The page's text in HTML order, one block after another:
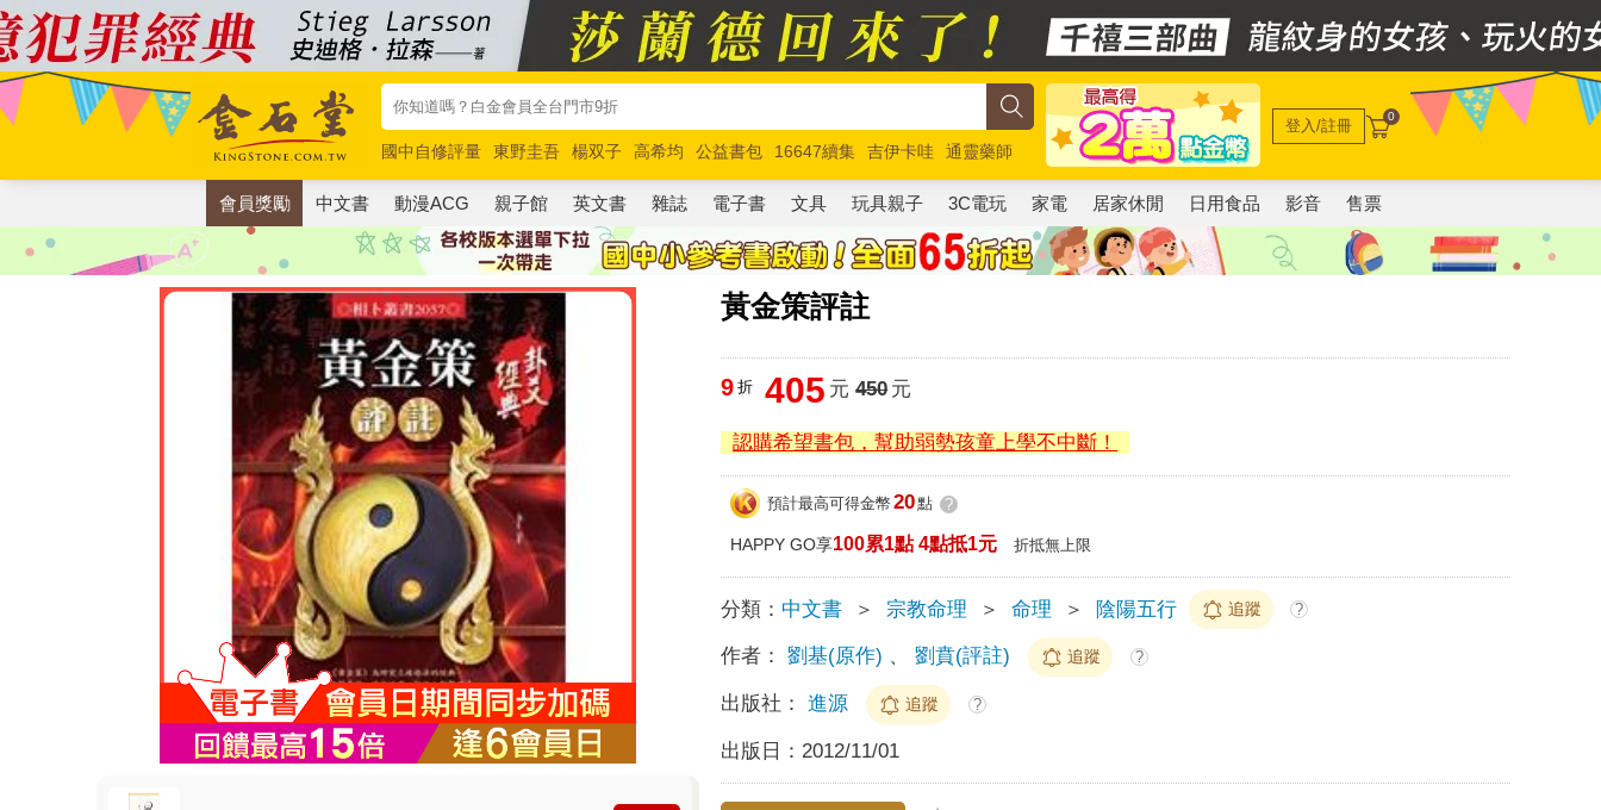
國中自修評量 東野圭吾 楊双子 高希均 公益書包 16647續集 吉伊卡哇
通靈藥師
唯紅花綻放
奧德賽 路邊攤新作 馬斯克 玩具總動員5 超慢跑
登入/註冊 0
會員獎勵 中文書 動漫ACG 親子館 英文書 雜誌 電子書 文具 玩具親子 3C電玩 家電 居家休閒 日用食品 影音 售票
黃金策評註
9 折 405 元 450元
認購希望書包，幫助弱勢孩童上學不中斷！
預計最高可得金幣 20點 ?
HAPPY GO享100累1點 4點抵1元 折抵無上限
分類： 中文書 ＞ 宗教命理 ＞ 命理 ＞ 陰陽五行 追蹤 ?
作者： 劉基(原作) 、劉賁(評註) 追蹤 ?
出版社： 進源 追蹤 ?
出版日： 2012/11/01